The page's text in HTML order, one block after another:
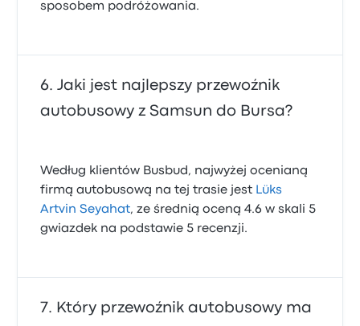
sposobem podróżowania.
Jaki jest najlepszy przewoźnik
autobusowy z Samsun do Bursa?
Według klientów Busbud, najwyżej ocenianą
firmą autobusową na tej trasie jest Lüks
Artvin Seyahat, ze średnią oceną 4.6 w skali 5
gwiazdek na podstawie 5 recenzji.
Który przewoźnik autobusowy ma